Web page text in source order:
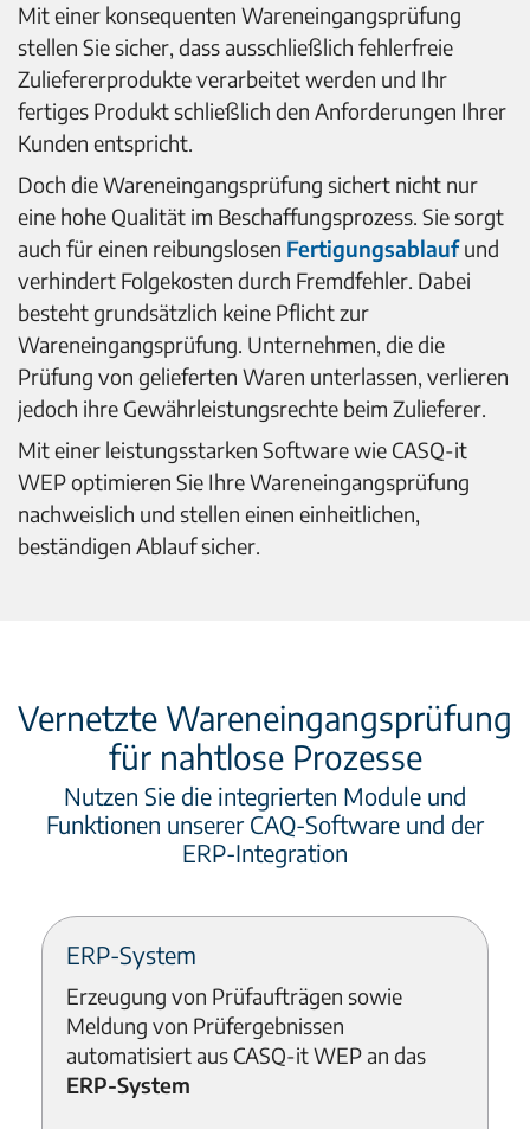
Mit einer konsequenten Wareneingangsprüfung
stellen Sie sicher, dass ausschließlich fehlerfreie
Zuliefererprodukte verarbeitet werden und Ihr
fertiges Produkt schließlich den Anforderungen Ihrer
Kunden entspricht.
Doch die Wareneingangsprüfung sichert nicht nur
eine hohe Qualität im Beschaffungsprozess. Sie sorgt
auch für einen reibungslosen Fertigungsablaufund
verhindert Folgekosten durch Fremdfehler. Dabei
besteht grundsätzlich keine Pflicht zur
Wareneingangsprüfung. Unternehmen, die die
Prüfung von gelieferten Waren unterlassen, verlieren
jedoch ihre Gewährleistungsrechte beim Zulieferer.
Mit einer leistungsstarken Software wie CASQ-it
WEP optimieren Sie Ihre Wareneingangsprüfung
nachweislich und stellen einen einheitlichen,
beständigen Ablauf sicher.
Vernetzte Wareneingangsprüfung
für nahtlose Prozesse
Nutzen Sie die integrierten Module und
Funktionen unserer CAQ-Software und der
ERP-Integration
ERP-System
Erzeugung von Prüfaufträgen sowie
Meldung von Prüfergebnissen
automatisiert aus CASQ-it WEP an das
ERP-System